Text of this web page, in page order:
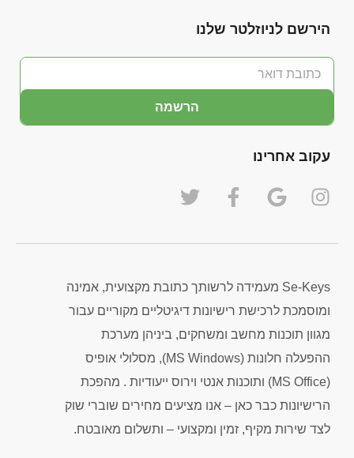
הירשם לניוזלטר שלנו
הרשמה
עקוב אחרינו
Se-Keys מעמידה לרשותך כתובת מקצועית, אמינה
ומוסמכת לרכישת רישיונות דיגיטליים מקוריים עבור
מגוון תוכנות מחשב ומשחקים, ביניהן מערכת
ההפעלה חלונות (MS Windows), מסלולי אופיס
(MS Office) ותוכנות אנטי וירוס ייעודיות . מהפכת
הרישיונות כבר כאן – אנו מציעים מחירים שוברי שוק
לצד שירות מקיף, זמין ומקצועי – ותשלום מאובטח.